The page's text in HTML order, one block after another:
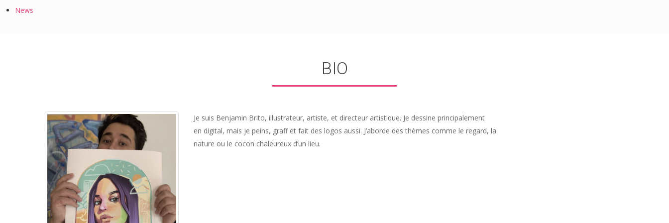
News
BIO
Je suis Benjamin Brito, illustrateur, artiste, et directeur artistique. Je dessine principalement
en digital, mais je peins, graff et fait des logos aussi. J’aborde des thèmes comme le regard, la
nature ou le cocon chaleureux d’un lieu.